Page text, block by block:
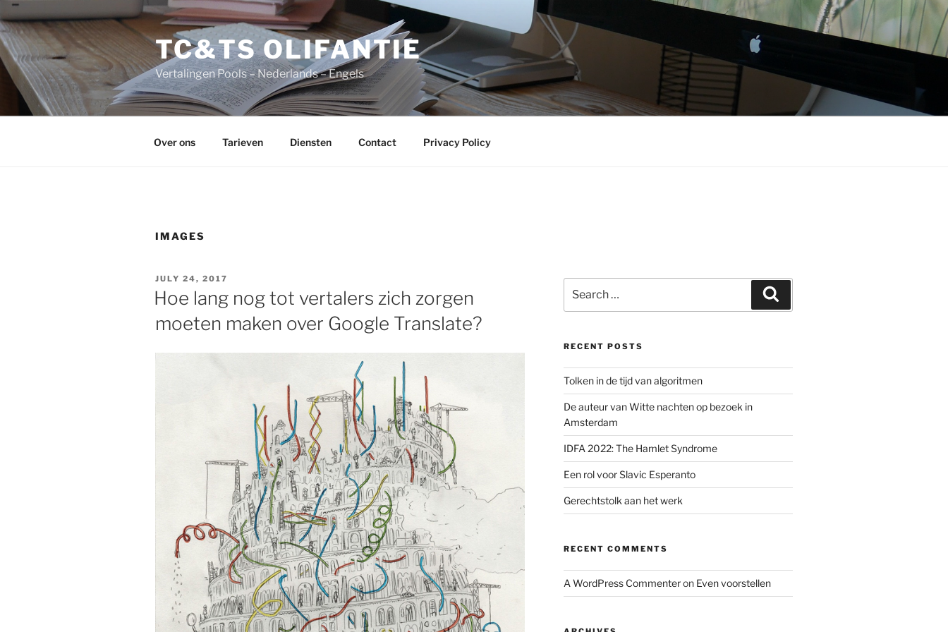
Skip
to
content
TC&TS OLIFANTIE
Vertalingen Pools – Nederlands – Engels
Over ons Tarieven Diensten Contact Privacy Policy
IMAGES
POSTED
ON
JULY 24, 2017
Hoe lang nog tot vertalers zich zorgen
moeten maken over Google Translate?
for:
RECENT POSTS
Tolken in de tijd van algoritmen
De auteur van Witte nachten op bezoek in
Amsterdam
IDFA 2022: The Hamlet Syndrome
Een rol voor Slavic Esperanto
Gerechtstolk aan het werk
RECENT COMMENTS
A WordPress Commenteron Even voorstellen